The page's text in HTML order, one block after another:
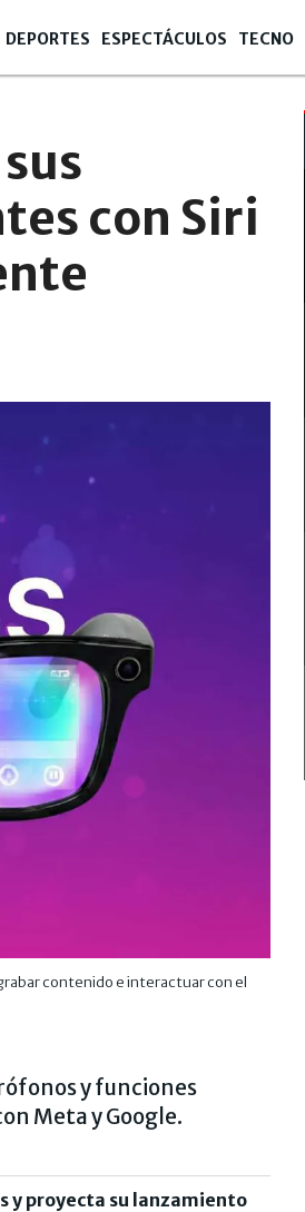
DEPORTES ESPECTÁCULOS TECNO
con Siri
contenido e interactuar con el
y funciones
Meta y Google.
y proyecta su lanzamiento